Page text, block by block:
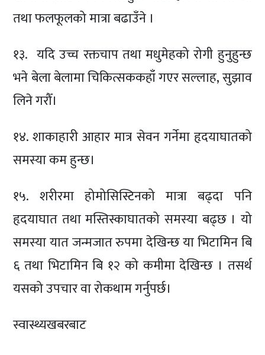
तथा फलफूलको मात्रा बढाउँने ।
१३. यदि उच्च रक्तचाप तथा मधुमेहको रोगी हुनुहुन्छ
भने बेला बेलामा चिकित्सककहाँ गएर सल्लाह, सुझाव
लिने गरौँ।
१४. शाकाहारी आहार मात्र सेवन गर्नेमा हृदयाघातको
समस्या कम हुन्छ।
१५. शरीरमा होमोसिस्टिनको मात्रा बढ्दा पनि
हृदयाघात तथा मस्तिस्काघातको समस्या बढ्छ । यो
समस्या यात जन्मजात रुपमा देखिन्छ या भिटामिन बि
६ तथा भिटामिन बि १२ को कमीमा देखिन्छ । तसर्थ
यसको उपचार वा रोकथाम गर्नुपर्छ।
स्वास्थ्यखबरबाट